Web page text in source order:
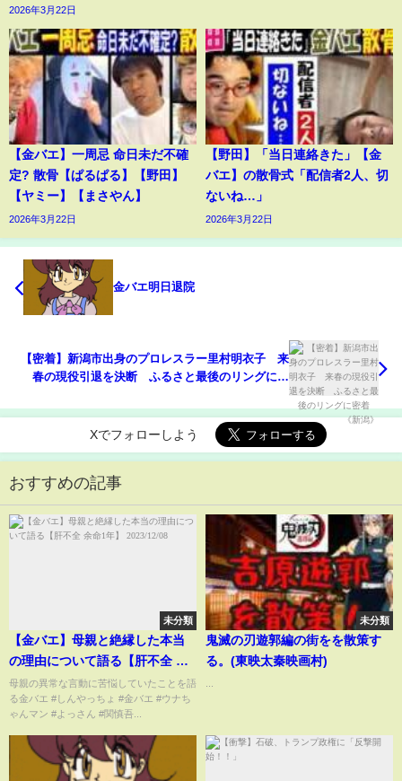
2026年3月22日
【金バエ】一周忌 命日未だ不確
定? 散骨【ぱるぱる】【野田】
【ヤミー】【まさやん】
2026年3月22日
【野田】「当日連絡きた」【金
バエ】の散骨式「配信者2人、切
ないね…」
2026年3月22日
金バエ明日退院
【密着】新潟市出身のプロレスラー里村明衣子 来
春の現役引退を決断 ふるさと最後のリングに密
Xでフォローしよう
おすすめの記事
未分類
【金バエ】母親と絶縁した本当
の理由について語る【肝不全 余
命1年】 2023/12/08
母親の異常な言動に苦悩していたことを語
る金バエ #しんやっちょ #金バエ #ウナち
ゃんマン #よっさん #関慎吾...
未分類
鬼滅の刃遊郭編の街をを散策す
る。(東映太秦映画村)